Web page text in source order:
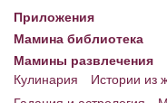
Приложения
Мамина библиотека
Мамины развлечения
Кулинария
Истории из